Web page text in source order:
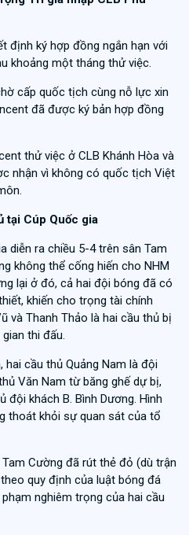
định ký hợp đồng ngắn hạn với
khoảng một tháng thử việc.
cấp quốc tịch cùng nỗ lực xin
đã được ký bản hợp đồng
thử việc ở CLB Khánh Hòa và
nhận vì không có quốc tịch Việt
tại Cúp Quốc gia
diễn ra chiều 5-4 trên sân Tam
không thể cống hiến cho NHM
lại ở đó, cả hai đội bóng đã có
khiến cho trọng tài chính
và Thanh Thảo là hai cầu thủ bị
thi đấu.
cầu thủ Quảng Nam là đội
Văn Nam từ băng ghế dự bị,
đội khách B. Bình Dương. Hình
thoát khỏi sự quan sát của tổ
Cường đã rút thẻ đỏ (dù trận
quy định của luật bóng đá
nghiêm trọng của hai cầu